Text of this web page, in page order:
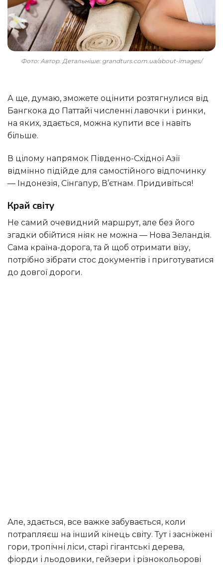
Фото: Автор. Детальніше: grandturs.com.ua/about-images/
а ще, думаю, зможете оцінити розтягнулися від
Бангкока до Паттайї численні лавочки і ринки,
на яких, здається, можна купити все і навіть
більше.
в цілому напрямок Південно-Східної Азії
відмінно підійде для самостійного відпочинку
— Індонезія, Сінгапур, В’єтнам. Придивіться!
Край світу
Не самий очевидний маршрут, але без його
згадки обійтися ніяк не можна — Нова Зеландія.
Сама країна-дорога, та й щоб отримати візу,
потрібно зібрати стос документів і приготуватися
до довгої дороги.
але, здається, все важке забувається, коли
потрапляєш на інший кінець світу. Тут і засніжені
гори, тропічні ліси, старі гігантські дерева,
фіорди і льодовики, гейзери і різнокольорові